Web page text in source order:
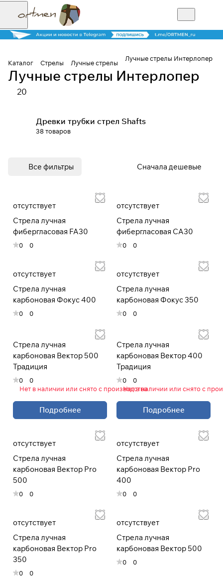
Каталог Стрелы Лучные стрелы
Лучные стрелы Интерлопер
Лучные стрелы Интерлопер
20
Древки трубки стрел Shafts
38 товаров
Все фильтры Сначала дешевые
отсутствует
Стрела лучная
фибергласовая FA30
0 0
отсутствует
Стрела лучная
фибергласовая CA30
0 0
отсутствует
Стрела лучная
карбоновая Фокус 400
0 0
отсутствует
Стрела лучная
карбоновая Фокус 350
0 0
Стрела лучная
карбоновая Вектор 500
Традиция
0
0
Нет в наличии или снято с производства
Подробнее
Стрела лучная
карбоновая Вектор 400
Традиция
0
0
Нет в наличии или снято с
Подробнее
отсутствует
Стрела лучная
карбоновая Вектор Pro
500
0 0
отсутствует
Стрела лучная
карбоновая Вектор Pro
400
0 0
отсутствует
Стрела лучная
карбоновая Вектор Pro
350
0 0
отсутствует
Стрела лучная
карбоновая Вектор 500
0 0
Для клиентов всех банков
оплату на части
Сегодня
%
Добавляйте товары
в корзину
При оформлении заказа
Оплачивайте сегодня только25
любого банка
выбранный способом
% будут
с вашей карты
по25 %каждые 2 недели
* При оплате черезПЛАЙТ
применяются.
25
раз в 2 недели
Остались вопросы?
8 800 302-02-51
plait.ru